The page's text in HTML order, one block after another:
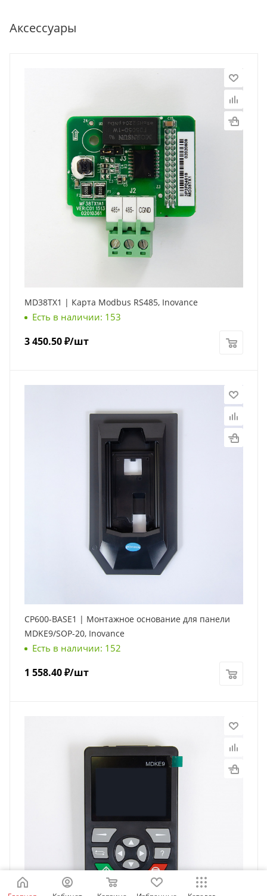
Аксессуары
MD38TX1 | Карта Modbus RS485, Inovance
Есть в наличии: 153
3 450.50₽/шт
CP600-BASE1 | Монтажное основание для панели
MDKE9/SOP-20, Inovance
Есть в наличии: 152
1 558.40₽/шт